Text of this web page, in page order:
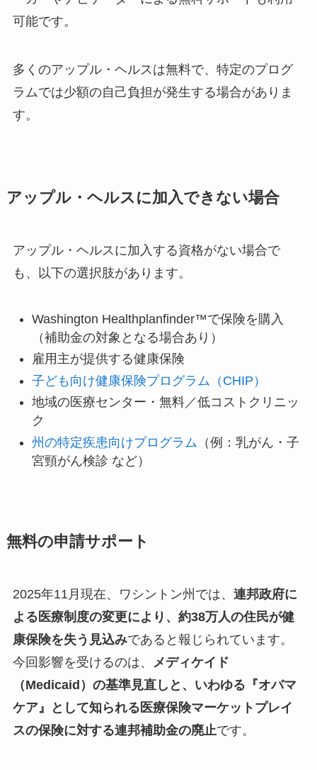
可能です。
多くのアップル・ヘルスは無料で、特定のプログ
ラムでは少額の自己負担が発生する場合がありま
す。
アップル・ヘルスに加入できない場合
アップル・ヘルスに加入する資格がない場合で
も、以下の選択肢があります。
Washington Healthplanfinder™で保険を購入
（補助金の対象となる場合あり）
雇用主が提供する健康保険
子ども向け健康保険プログラム（CHIP）
地域の医療センター・無料／低コストクリニッ
ク
州の特定疾患向けプログラム （例：乳がん・子
宮頸がん検診 など）
無料の申請サポート
2025年11月現在、ワシントン州では、 連邦政府に
よる医療制度の変更により、約38万人の住民が健
康保険を失う見込みであると報じられています。
今回影響を受けるのは、
メディケイド
（Medicaid）の基準見直しと、いわゆる『オバマ
ケア』として知られる医療保険マーケットプレイ
スの保険に対する連邦補助金の廃止です。